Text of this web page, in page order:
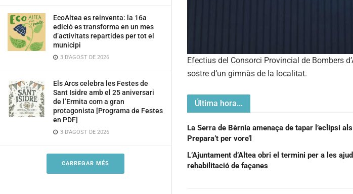
EcoAltea es reinventa: la 16a
edició es transforma en un mes
d’activitats repartides per tot el
municipi
3 D'AGOST DE 2026
Els Arcs celebra les Festes de
Sant Isidre amb el 25 aniversari
de l’Ermita com a gran
protagonista [Programa de Festes
en PDF]
3 D'AGOST DE 2026
CARREGAR MÉS
Efectius del Consorci Provincial de Bombers
sostre d’un gimnàs de la localitat.
Última hora...
La Serra de Bèrnia amenaça de tapar l’eclipsi
Prepara’t per vore’l
L’Ajuntament d’Altea obri el termini per a les
rehabilitació de façanes